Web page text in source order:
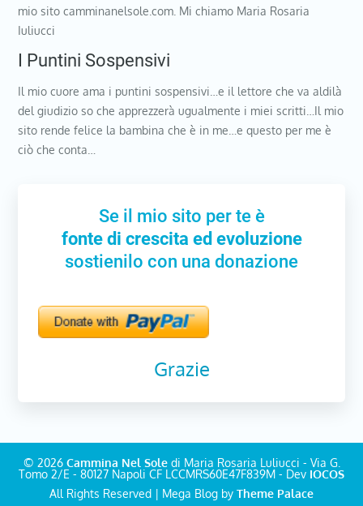
mio sito camminanelsole.com. Mi chiamo Maria Rosaria
Iuliucci
I Puntini Sospensivi
Il mio cuore ama i puntini sospensivi…e il lettore che va aldilà
del giudizio so che apprezzerà ugualmente i miei scritti…Il mio
sito rende felice la bambina che è in me…e questo per me è
ciò che conta…
Se il mio sito per te è
fonte di crescita ed evoluzione
sostienilo con una donazione
Grazie
© 2026 Cammina Nel Soledi Maria Rosaria Luliucci - Via G.
Tomo 2/E - 80127 Napoli CF LCCMRS60E47F839M - Dev IOCOS
All Rights Reserved | Mega Blog by Theme Palace